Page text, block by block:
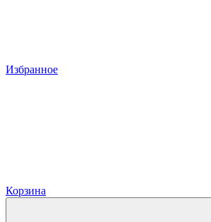
Избранное
Корзина